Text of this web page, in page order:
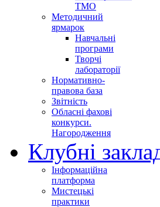
ТМО
Методичний
ярмарок
Навчальні
програми
Творчі
лабораторії
Нормативно-
правова база
Звітність
Обласні фахові
конкурси.
Нагородження
Клубні
Інформаційна
платформа
Мистецькі
практики